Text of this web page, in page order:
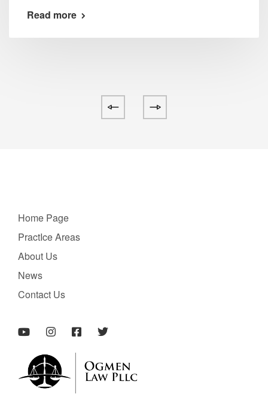
Read more
Home Page
PractIce Areas
About Us
News
Contact Us